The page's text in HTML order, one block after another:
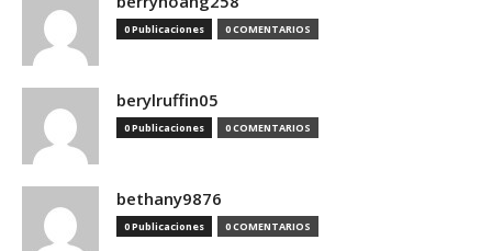
0 Publicaciones 0 COMENTARIOS
berylruffin05
0 Publicaciones 0 COMENTARIOS
bethany9876
0 Publicaciones 0 COMENTARIOS